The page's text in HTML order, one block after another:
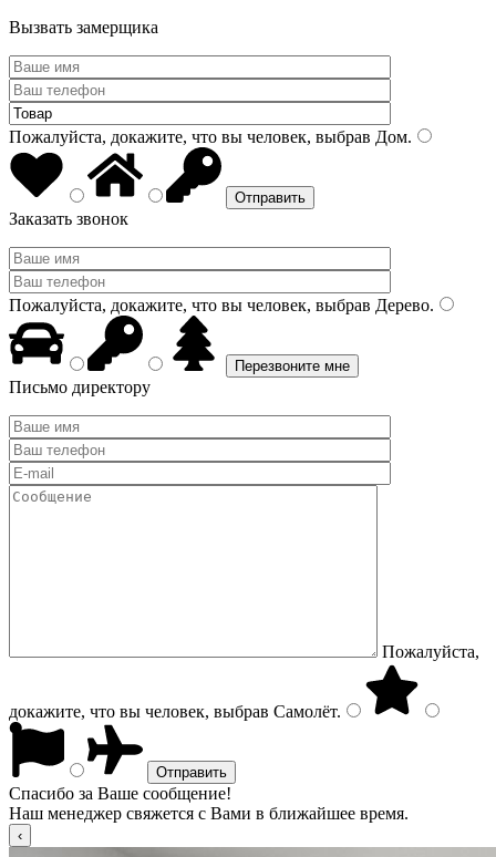
Вызвать замерщика
Пожалуйста, докажите, что вы человек, выбрав Дом.
Заказать звонок
Пожалуйста, докажите, что вы человек, выбрав Дерево.
Письмо директору
Пожалуйста,
докажите, что вы человек, выбрав Самолёт.
Спасибо за Ваше сообщение!
Наш менеджер свяжется с Вами в ближайшее время.